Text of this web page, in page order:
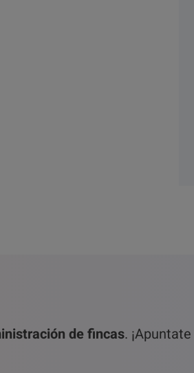
de fincas.